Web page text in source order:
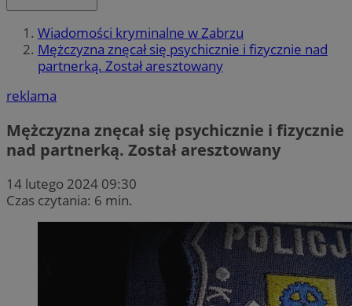
Wiadomości kryminalne w Zabrzu
Mężczyzna znęcał się psychicznie i fizycznie nad
partnerką. Został aresztowany
reklama
Mężczyzna znęcał się psychicznie i fizycznie
nad partnerką. Został aresztowany
14 lutego 2024 09:30
Czas czytania: 6 min.